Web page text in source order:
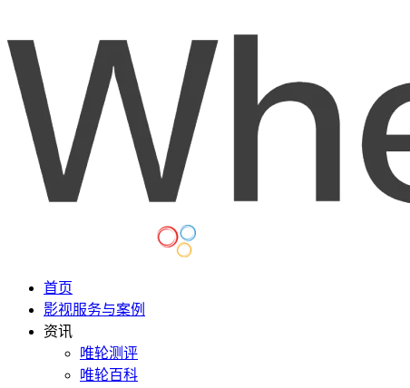
首页
影视服务与案例
资讯
唯轮测评
唯轮百科